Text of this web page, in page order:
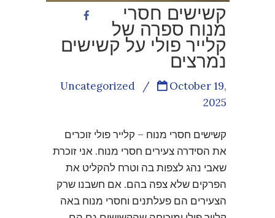
קשישים חסרי
מנוח ספרה של
קלייר פולי על קשישים
נמרצים
Uncategorized /
October 19,
2025
קשישים חסרי מנוח – קלייר פולי זוכרים
את הסידרה צעירים חסרי מנוח. אני זוכרת
שאבי נהג לצפות בה וטרח להקליט את
הפרקים שלא צפה בהם. אם חשבנו שרק
הצעירים הם פעלתנים וחסרי מנוח באה